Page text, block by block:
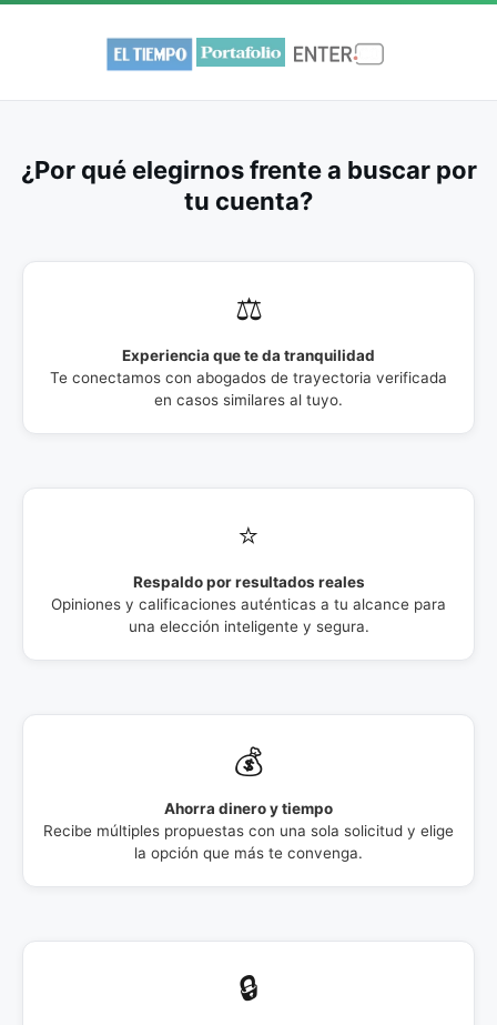
¿Por qué elegirnos frente a buscar por
tu cuenta?
⚖️
Experiencia que te da tranquilidad
Te conectamos con abogados de trayectoria verificada
en casos similares al tuyo.
⭐
Respaldo por resultados reales
Opiniones y calificaciones auténticas a tu alcance para
una elección inteligente y segura.
💰
Ahorra dinero y tiempo
Recibe múltiples propuestas con una sola solicitud y elige
la opción que más te convenga.
🔒